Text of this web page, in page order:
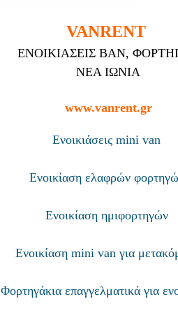
VANRENT
ΕΝΟΙΚΙΑΣΕΙΣ ΒΑΝ,
ΝΕΑ ΙΩΝΙΑ
www.vanrent.gr
Ενοικιάσεις mini van
Ενοικίαση ελαφρών
Ενοικίαση ημιφορτηγών
Ενοικίαση mini van για
Φορτηγάκια επαγγελματικά για